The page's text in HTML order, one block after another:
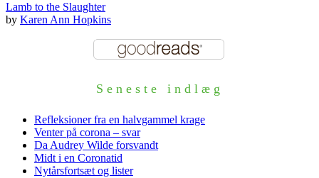
Lamb to the Slaughter
by Karen Ann Hopkins
Seneste indlæg
Refleksioner fra en halvgammel krage
Venter på corona – svar
Da Audrey Wilde forsvandt
Midt i en Coronatid
Nytårsfortsæt og lister